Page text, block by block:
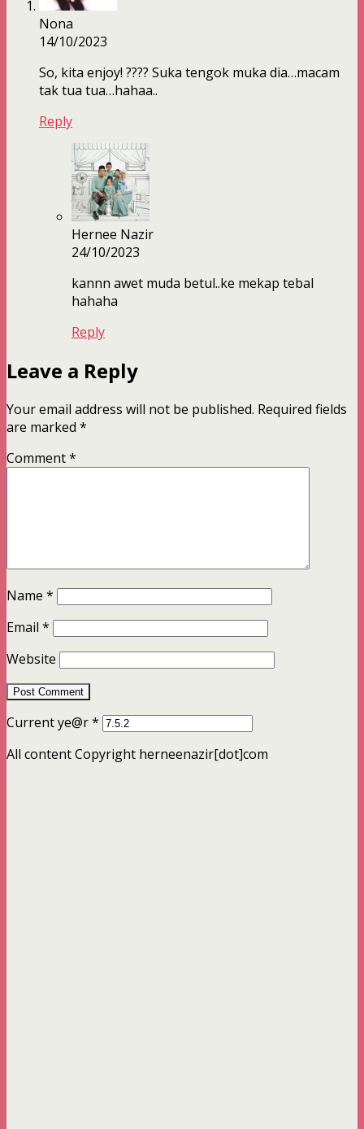
Nona
14/10/2023
So, kita enjoy! ???? Suka tengok muka dia…macam
tak tua tua…hahaa..
Reply
Hernee Nazir
24/10/2023
kannn awet muda betul..ke mekap tebal
hahaha
Reply
Leave a Reply
Your email address will not be published. Required fields
are marked *
Comment*
Name *
Email *
Website
Current ye@r*
All content Copyright herneenazir[dot]com